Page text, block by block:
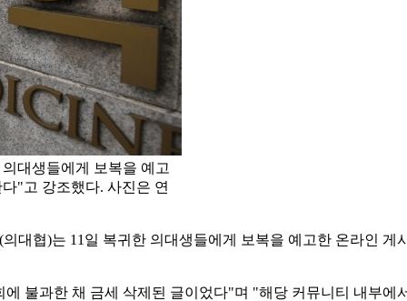
대생들에게 보복을 예고
"고 강조했다. 사진은 연
대협)는 11일 복귀한 의대생들에게 보복을 예고한 온라인
불과한 채 금세 삭제된 글이었다"며 "해당 커뮤니티 내부